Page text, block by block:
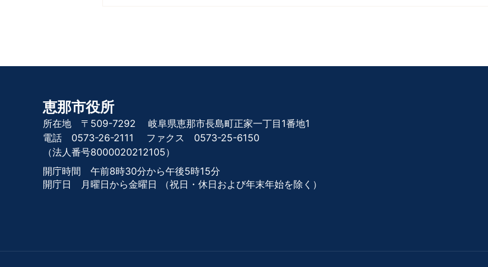
恵那市役所
所在地 〒509-7292
岐阜県恵那市長島町正家一丁目1番地1
電話 0573-26-2111
ファクス 0573-25-6150
（法人番号8000020212105）
開庁時間 午前8時30分から午後5時15分
開庁日 月曜日から金曜日
（祝日・休日および年末年始を除く）